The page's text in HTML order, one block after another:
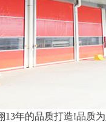
年的品质打造!品质为